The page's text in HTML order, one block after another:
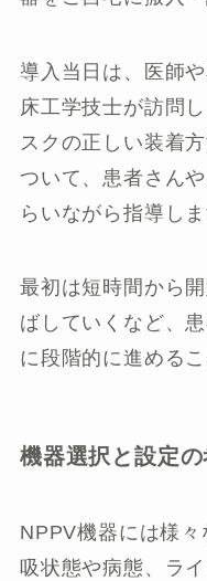
導入当日は、医師
床工学技士が訪問
スクの正しい装着
ついて、患者さん
らいながら指導しま
最初は短時間から
ばしていくなど、
に段階的に進める
機器選択と設定
NPPV機器には様
吸状態や病態、ラ